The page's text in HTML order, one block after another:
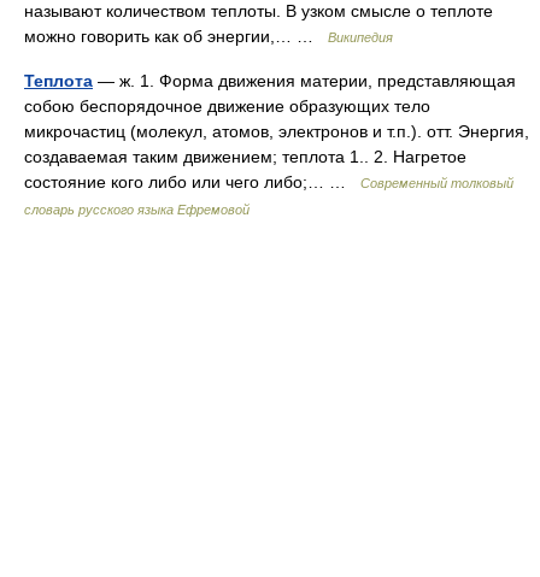
называют количеством теплоты. В узком смысле о теплоте
можно говорить как об энергии,… …
Википедия
Теплота — ж. 1. Форма движения материи, представляющая
собою беспорядочное движение образующих тело
микрочастиц (молекул, атомов, электронов и т.п.). отт. Энергия,
создаваемая таким движением; теплота 1.. 2. Нагретое
состояние кого либо или чего либо;… …
Современный толковый
словарь русского языка Ефремовой